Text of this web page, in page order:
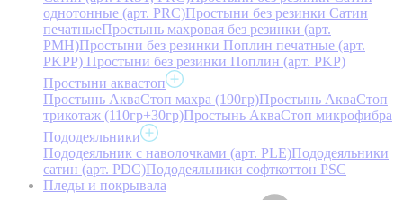
однотонные (арт. PRC)Простыни без резинки Сатин
печатныеПростынь махровая без резинки (арт.
PMH)Простыни без резинки Поплин печатные (арт.
PKPP) Простыни без резинки Поплин (арт. PKP)
Простыни аквастоп
Простынь АкваСтоп махра (190гр)Простынь АкваСтоп
трикотаж (110гр+30гр)Простынь АкваСтоп микрофибра
Пододеяльники
Пододеяльник с наволочками (арт. PLE)Пододеяльники
сатин (арт. PDC)Пододеяльники софткоттон PSC
Пледы и покрывала